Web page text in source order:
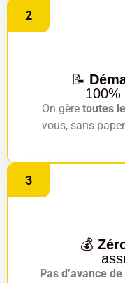
2
📝
100%
On gère toutes
vous, sans
3
💰
Pas d’avance